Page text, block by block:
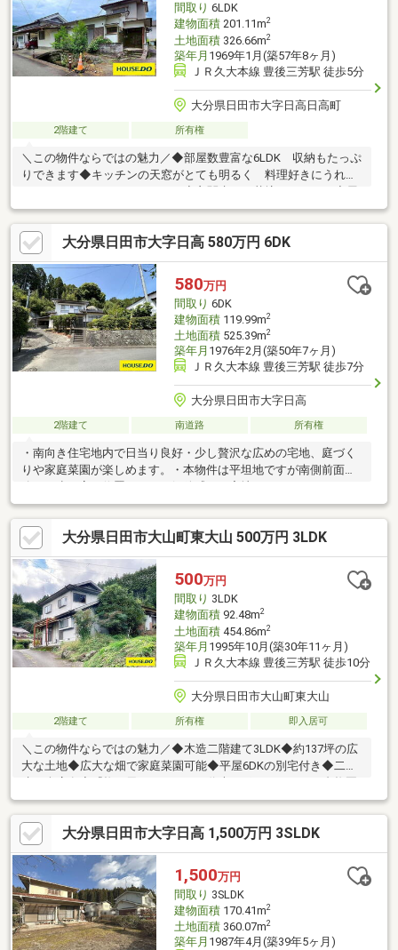
間取り 6LDK
建物面積201.11m2
土地面積326.66m2
築年月 1969年1月(築57年8ヶ月)
ＪＲ久大本線 豊後三芳駅 徒歩5分
大分県日田市大字日高日高町
2階建て 所有権
＼この物件ならではの魅力／◆部屋数豊富な6LDK 収納もたっぷ
りできます◆キッチンの天窓がとても明るく 料理好きにうれし
根付き駐車スペース有◆駅まで徒歩約５分◆コンビニまで徒歩約
9分◆スーパーまで車で約６分☆内覧ツアー☆気になる物件を全
て弊社でまとめてご内覧いただけます。物件選びからお引渡しま
で『ハウスドゥ日田』が全力でサポートします。☆全国730店舗
以上展開！☆ハウスドゥだからこその豊富な情報量と実績を生か
し、お客様の夢のマイホーム探しを全力でサポートいたします！
大分県日田市大字日高 580万円 6DK
580万円
間取り 6DK
建物面積119.99m2
土地面積525.39m2
築年月 1976年2月(築50年7ヶ月)
ＪＲ久大本線 豊後三芳駅 徒歩7分
大分県日田市大字日高
2階建て 南道路 所有権
・南向き住宅地内で日当り良好・少し贅沢な広めの宅地、庭づく
りや家庭菜園が楽しめます。・本物件は平坦地ですが南側前面道
ご不明の点は、当店担当者へお尋ね下さい。
大分県日田市大山町東大山 500万円 3LDK
500万円
間取り 3LDK
建物面積92.48m2
土地面積454.86m2
築年月 1995年10月(築30年11ヶ月)
ＪＲ久大本線 豊後三芳駅 徒歩10分
大分県日田市大山町東大山
2階建て 所有権 即入居可
＼この物件ならではの魅力／◆木造二階建て3LDK◆約137坪の広
大な土地◆広大な畑で家庭菜園可能◆平屋6DKの別宅付き◆二階
徒歩約１５分◆付近を通るスカイファームロード日田は 絶景の
ドライブコース◆物件を低予算で抑えて、リフォーム、リノベも
できちゃう◆空き家バンク登録物件☆全国730店舗以上展開！☆
ハウスドゥだからこその豊富な情報量と実績を生かし、お客様の
夢のマイホーム探しを全力でサポートいたします！
大分県日田市大字日高 1,500万円 3SLDK
1,500万円
間取り 3SLDK
建物面積170.41m2
土地面積360.07m2
築年月 1987年4月(築39年5ヶ月)